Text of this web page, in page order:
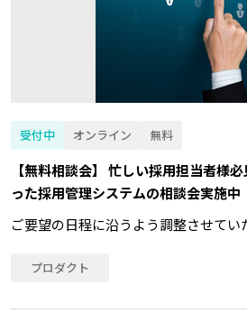
受付中 オンライン 無料
【無料相談会】 忙しい採用担当者様
った採用管理システムの相談会実施中
ご要望の日程に沿うよう調整させてい
プロダクト